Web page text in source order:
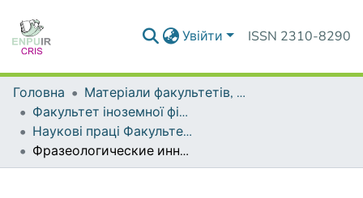
Увійти ISSN 2310-8290
Головна
Матеріали факультетів, інститутів, підрозділів
Факультет іноземної філології
Наукові праці Факультету іноземної філології
Фразеологические инновации-перифразы общественно-политического характера как источник пополнения общего фразеологического фонда языка (на материале русскоязычной прессы Украины)